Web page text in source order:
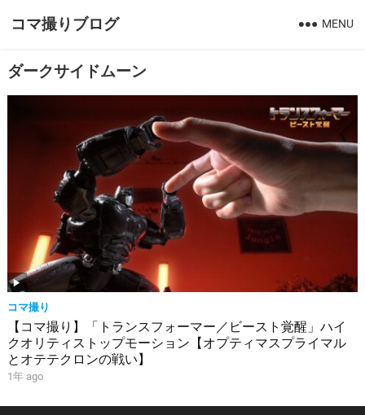
コマ撮りブログ MENU
ダークサイドムーン
コマ撮り
【コマ撮り】「トランスフォーマー／ビースト覚醒」ハイ
クオリティストップモーション【オプティマスプライマル
とオテテクロンの戦い】
1年 ago